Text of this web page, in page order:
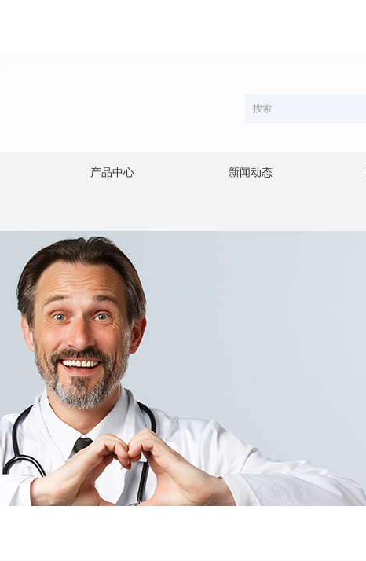
产品中心 新闻动态